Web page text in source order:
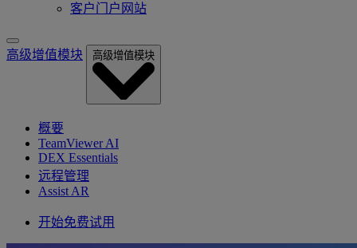
客户门户网站
高级增值模块 高级增值模块
概要
TeamViewer AI
DEX Essentials
远程管理
Assist AR
开始免费试用